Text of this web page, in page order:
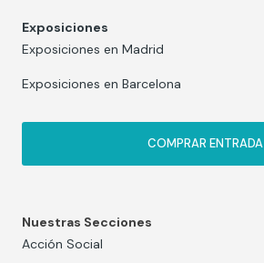
Exposiciones
Exposiciones en Madrid
Exposiciones en Barcelona
COMPRAR ENTRADA
Nuestras Secciones
Acción Social